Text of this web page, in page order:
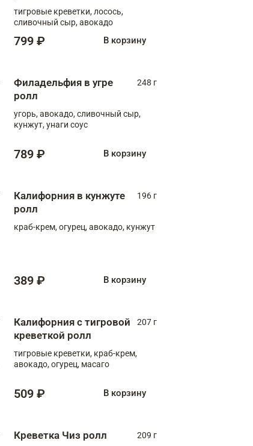
тигровые креветки, лосось,
сливочный сыр, авокадо
799 ₽ В корзину
Филадельфия в угре
ролл
248 г
угорь, авокадо, сливочный сыр,
кунжут, унаги соус
789 ₽ В корзину
Калифорния в кунжуте
ролл
196 г
краб-крем, огурец, авокадо, кунжут
389 ₽ В корзину
Калифорния с тигровой
креветкой ролл
207 г
тигровые креветки, краб-крем,
авокадо, огурец, масаго
509 ₽ В корзину
Креветка Чиз ролл 209 г